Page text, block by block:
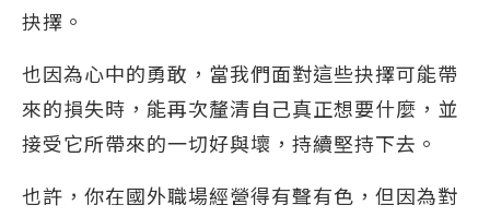
抉擇。
也因為心中的勇敢，當我們面對這些抉擇可能帶
來的損失時，能再次釐清自己真正想要什麼，並
接受它所帶來的一切好與壞，持續堅持下去。
也許，你在國外職場經營得有聲有色，但因為對